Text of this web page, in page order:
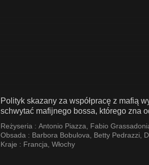
Polityk skazany za współpracę z mafią
schwytać mafijnego bossa, którego zna
Reżyseria : Antonio Piazza
Fabio
Obsada : Barbora Bobulova Betty Pedrazzi
Kraje : Francja Włochy